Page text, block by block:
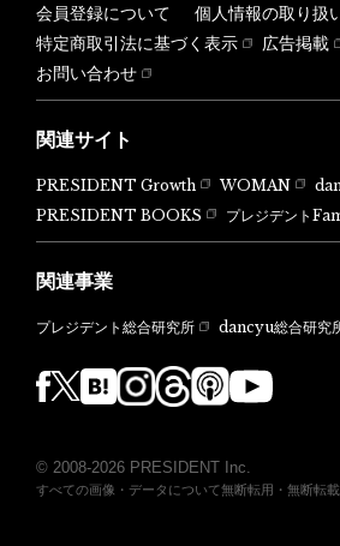
会員登録について
個人情報の取り扱
特定商取引法に基づく表示
広告掲載
お問い合わせ
関連サイト
PRESIDENT Growth WOMAN
PRESIDENT BOOKS
プレジデント
関連事業
プレジデント総合研究所 dancyu総合研究
© 2008-2026 PRESIDENT Inc.
すべての画像・データについて無断転用・無断転載